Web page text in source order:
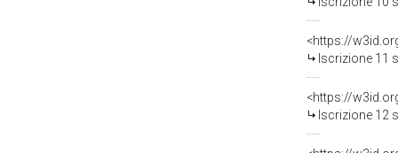
<https://
Iscrizione 11
<https://
Iscrizione 12